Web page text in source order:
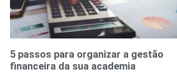
5 passos para organizar a gestão
financeira da sua academia